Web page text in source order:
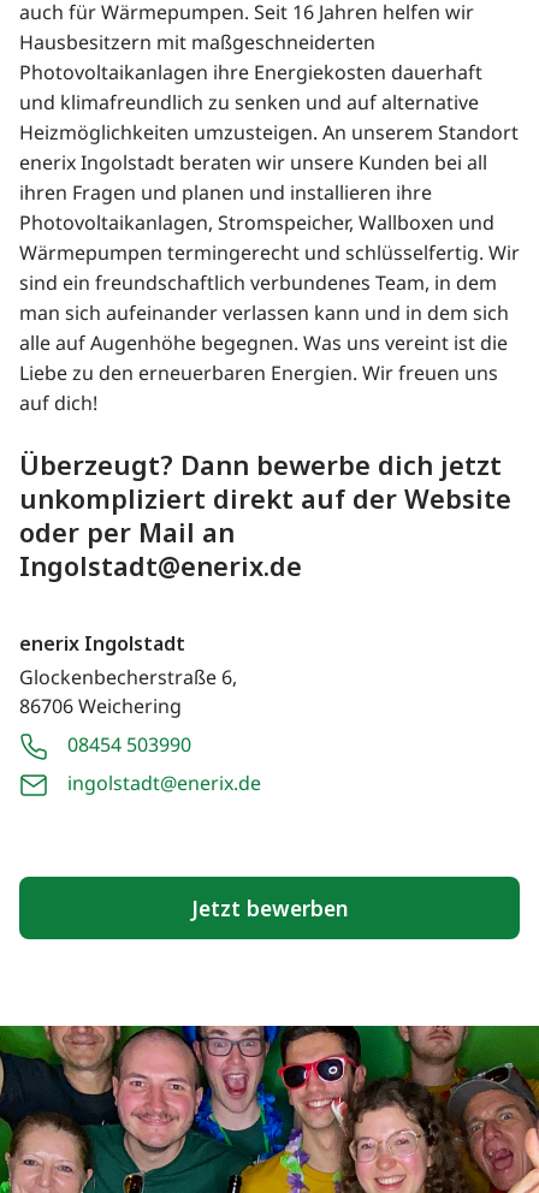
auch für Wärmepumpen. Seit 16 Jahren helfen wir
Hausbesitzern mit maßgeschneiderten
Photovoltaikanlagen ihre Energiekosten dauerhaft
und klimafreundlich zu senken und auf alternative
Heizmöglichkeiten umzusteigen. An unserem Standort
enerix Ingolstadt beraten wir unsere Kunden bei all
ihren Fragen und planen und installieren ihre
Photovoltaikanlagen, Stromspeicher, Wallboxen und
Wärmepumpen termingerecht und schlüsselfertig. Wir
sind ein freundschaftlich verbundenes Team, in dem
man sich aufeinander verlassen kann und in dem sich
alle auf Augenhöhe begegnen. Was uns vereint ist die
Liebe zu den erneuerbaren Energien. Wir freuen uns
auf dich!
Überzeugt? Dann bewerbe dich jetzt
unkompliziert direkt auf der Website
oder per Mail an
Ingolstadt@enerix.de
enerix Ingolstadt
Glockenbecherstraße 6,
86706 Weichering
08454 503990
ingolstadt@enerix.de